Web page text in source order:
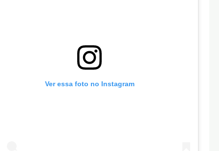
Ver essa foto no Instagram